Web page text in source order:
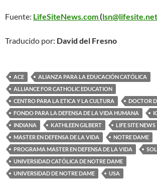
Fuente: LifeSiteNews.com(lsn@lifesite.net
Traducido por: David del Fresno
ACE
ALIANZA PARA LA EDUCACIÓN CATÓLICA
ALLIANCE FOR CATHOLIC EDUCATION
CENTRO PARA LA ETICA Y LA CULTURA
DOCTOR
FONDO PARA LA DEFENSA DE LA VIDA HUMANA
INDIANA
KATHLEEN GILBERT
LIFE SITE NEWS
MASTER EN DEFENSA DE LA VIDA
NOTRE DAME
PROGRAMA MASTER EN DEFENSA DE LA VIDA
UNIVERSIDAD CATÓLICA DE NOTRE DAME
UNIVERSIDAD DE NOTRE DAME
USA